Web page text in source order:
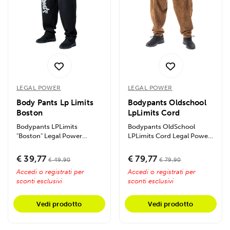
LEGAL POWER
Body Pants Lp Limits
Boston
Bodypants LPLimits
"Boston" Legal Power
l'evoluzione...
€ 39,77 € 49,90
Accedi o registrati per
sconti esclusivi
Vedi prodotto
LEGAL POWER
Bodypants Oldschool
LpLimits Cord
Bodypants OldSchool
LPLimits Cord Legal Power
da...
€ 79,77 € 79,90
Accedi o registrati per
sconti esclusivi
Vedi prodotto